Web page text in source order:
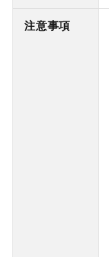
注意事項